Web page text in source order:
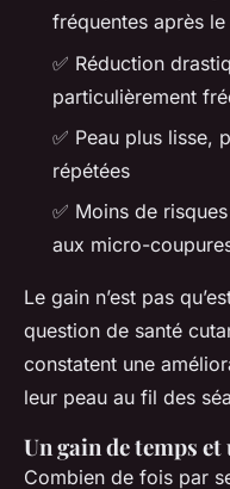
fréquentes après
✅ Réduction
particulièrement
✅ Peau plus lisse,
répétées
✅ Moins de
aux micro-
Le gain n’est pas
question de santé
constatent une
leur peau au fil des
Un gain de temps
Combien de fois par